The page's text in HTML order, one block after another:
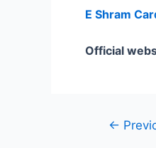
E Shram
Official
Post←